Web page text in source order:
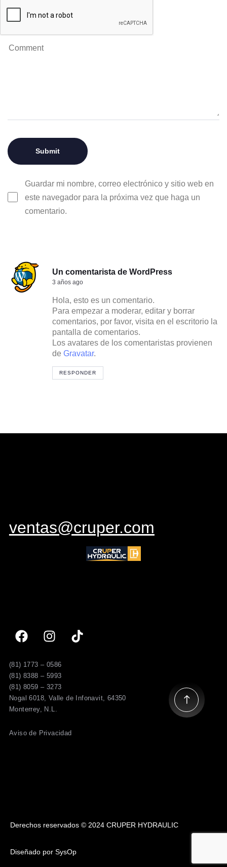
Guardar mi nombre, correo electrónico y sitio web en
este navegador para la próxima vez que haga un
comentario.
Un comentarista de WordPress
3 años ago
Hola, esto es un comentario.
Para empezar a moderar, editar y borrar
comentarios, por favor, visita en el escritorio la
pantalla de comentarios.
Los avatares de los comentaristas provienen
de Gravatar.
RESPONDER
ventas@cruper.com
(81) 1773 – 0586
(81) 8388 – 5993
(81) 8059 – 3273
Nogal 6018, Valle de Infonavit, 64350
Monterrey, N.L.
Aviso de Privacidad
Derechos reservados © 2024 CRUPER HYDRAULIC
Diseñado por SysOp